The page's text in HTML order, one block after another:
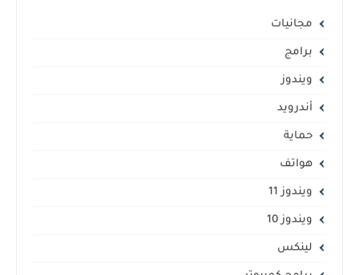
مجانيات
برامج
ويندوز
أندرويد
حماية
هواتف
ويندوز 11
ويندوز 10
لينكس